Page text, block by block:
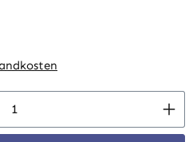
den gewünschten